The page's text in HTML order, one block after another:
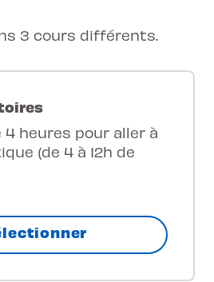
3 cours différents.
4 heures pour aller à
(de 4 à 12h de